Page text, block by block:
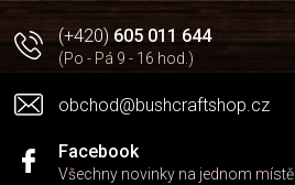
(+420)605 011 644
(Po - Pá 9 - 16 hod.)
obchod@bushcraftshop.cz
Facebook
Všechny novinky na jednom místě